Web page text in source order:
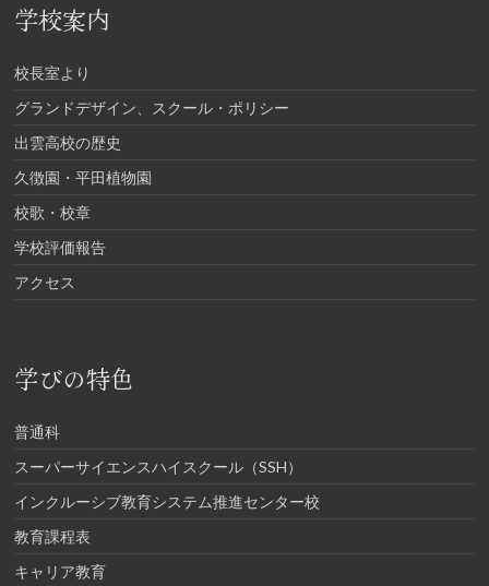
学校案内
校長室より
グランドデザイン、スクール・ポリシー
出雲高校の歴史
久徴園・平田植物園
校歌・校章
学校評価報告
アクセス
学びの特色
普通科
スーパーサイエンスハイスクール（SSH）
インクルーシブ教育システム推進センター校
教育課程表
キャリア教育